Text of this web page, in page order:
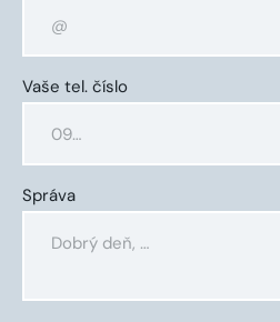
Vaše tel. číslo
Správa